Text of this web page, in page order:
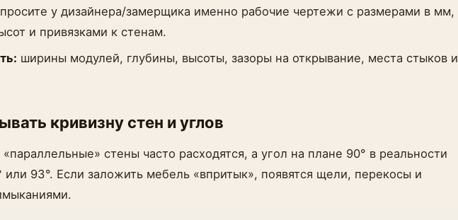
просите у дизайнера/замерщика именно рабочие чертежи с размерами в мм,
и привязками к стенам.
ширины модулей, глубины, высоты, зазоры на открывание, места стыков и
кривизну стен и углов
стены часто расходятся, а угол на плане 90° в реальности
93°. Если заложить мебель «впритык», появятся щели, перекосы и